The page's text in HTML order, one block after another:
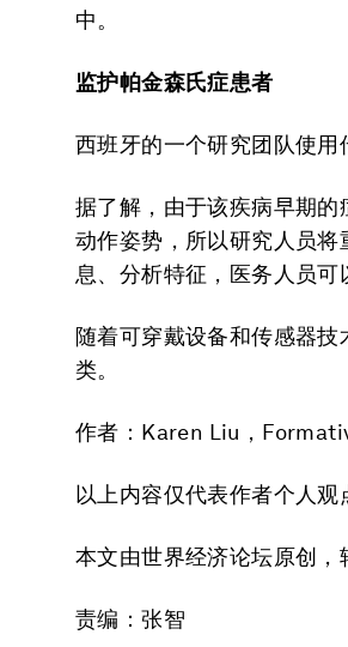
中。
监护帕金森氏症患者
西班牙的一个研究团队使用
据了解，由于该疾病早期
动作姿势，所以研究人员
息、分析特征，医务人员可
随着可穿戴设备和传感器
类。
作者：Karen Liu，
以上内容仅代表作者个人观
本文由世界经济论坛原创，
责编：张智